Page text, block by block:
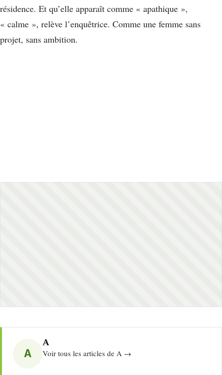
résidence. Et qu’elle apparaît comme « apathique »,
« calme », relève l’enquêtrice. Comme une femme sans
projet, sans ambition.
A
A
Voir tous les articles de A →